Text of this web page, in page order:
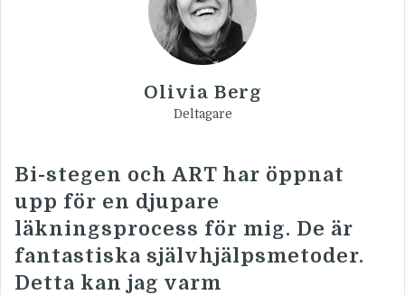
Olivia Berg
Deltagare
Bi-stegen och ART har öppnat
upp för en djupare
läkningsprocess för mig. De är
fantastiska självhjälpsmetoder.
Detta kan jag varm